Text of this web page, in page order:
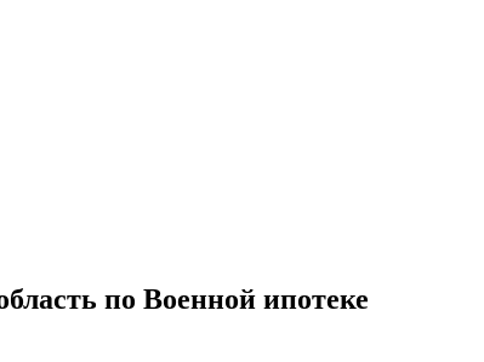
по Военной ипотеке